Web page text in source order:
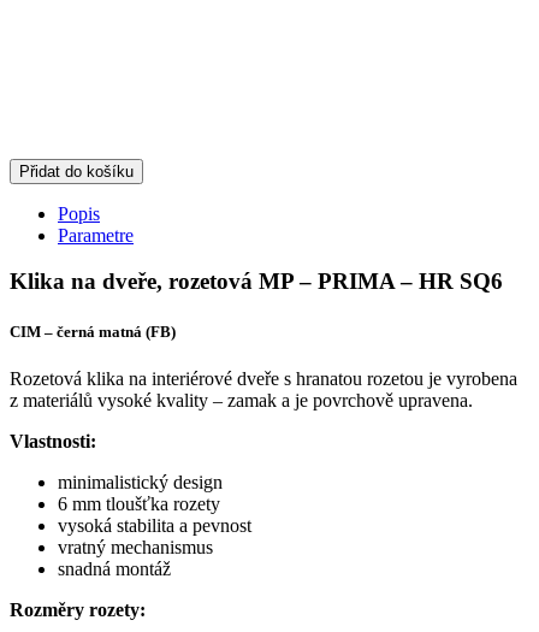
Přidat do košíku
Popis
Parametre
Klika na dveře, rozetová MP – PRIMA – HR SQ6
CIM – černá matná (FB)
Rozetová klika na interiérové dveře s hranatou rozetou je vyrobena
z materiálů vysoké kvality – zamak a je povrchově upravena.
Vlastnosti:
minimalistický design
6 mm tloušťka rozety
vysoká stabilita a pevnost
vratný mechanismus
snadná montáž
Rozměry rozety: